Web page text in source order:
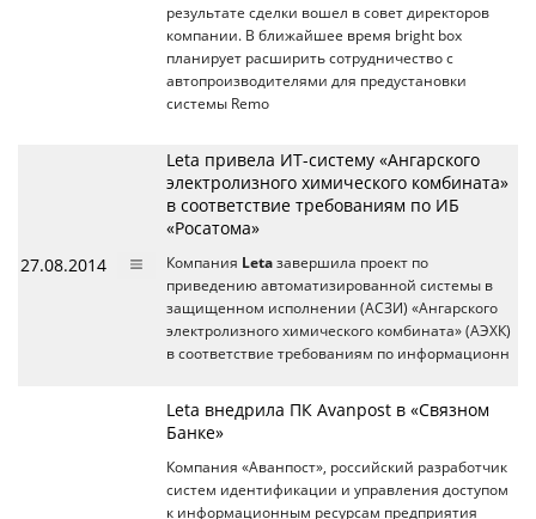
результате сделки вошел в совет директоров
компании. В ближайшее время bright box
планирует расширить сотрудничество с
автопроизводителями для предустановки
системы Remo
27.08.2014
Leta привела ИТ-систему «Ангарского
электролизного химического комбината»
в соответствие требованиям по ИБ
«Росатома»
Компания Leta завершила проект по
приведению автоматизированной системы в
защищенном исполнении (АСЗИ) «Ангарского
электролизного химического комбината» (АЭХК)
в соответствие требованиям по информационн
Leta внедрила ПК Avanpost в «Связном
Банке»
Компания «Аванпост», российский разработчик
систем идентификации и управления доступом
к информационным ресурсам предприятия